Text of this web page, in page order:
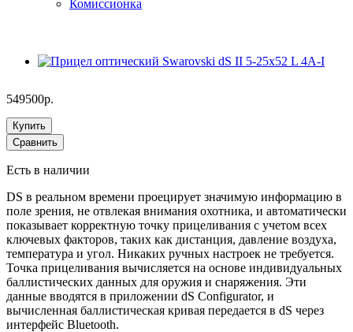
Комиссионка
549500р.
Купить
Сравнить
Есть в наличии
DS в реальном времени проецирует значимую информацию в
поле зрения, не отвлекая внимания охотника, и автоматически
показывает корректную точку прицеливания с учетом всех
ключевых факторов, таких как дистанция, давление воздуха,
температура и угол. Никаких ручных настроек не требуется.
Точка прицеливания вычисляется на основе индивидуальных
баллистических данных для оружия и снаряжения. Эти
данные вводятся в приложении dS Configurator, и
вычисленная баллистическая кривая передается в dS через
интерфейс Bluetooth.